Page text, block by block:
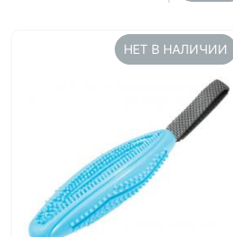
НЕТ В НАЛИЧИИ